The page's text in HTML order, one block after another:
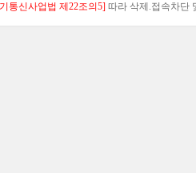
통신사업법 제22조의5] 따라 삭제.접속차단